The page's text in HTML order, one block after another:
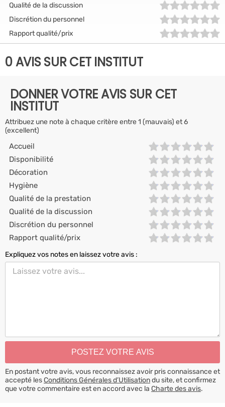
Qualité de la discussion
Discrétion du personnel
Rapport qualité/prix
0 AVIS SUR CET INSTITUT
DONNER VOTRE AVIS SUR CET
INSTITUT
Attribuez une note à chaque critère entre 1 (mauvais) et 6
(excellent)
Accueil
Disponibilité
Décoration
Hygiène
Qualité de la prestation
Qualité de la discussion
Discrétion du personnel
Rapport qualité/prix
Expliquez vos notes en laissez votre avis :
En postant votre avis, vous reconnaissez avoir pris connaissance et
accepté lesConditions Générales d’Utilisationdu site, et confirmez
que votre commentaire est en accord avec la Charte des avis.